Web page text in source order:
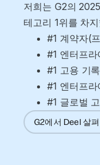
저희는 G2의
테고리 1위를 차
#1 계약자(
#1 엔터프
#1 고용 기
#1 엔터프
#1 글로벌
G2에서 Deel 살